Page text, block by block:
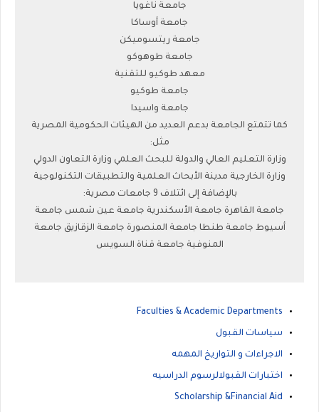
جامعة ناغويا
جامعة أوساكا
جامعة ريتسوميكن
جامعة طوهوكو
معهد طوكيو للتقنية
جامعة طوكيو
جامعة واسيدا
كما تتمتع الجامعة بدعم العديد من الهيئات الحكومية المصرية
مثل:
وزارة التعليم العالي والدولة للبحث العلمي وزارة التعاون الدولي
وزارة الخارجية مدينة الأبحاث العلمية والتطبيقات التكنولوجية
بالإضافة إلى ائتلاف 9 جامعات مصرية:
جامعة القاهرة جامعة الأسكندرية جامعة عين شمس جامعة
أسيوط جامعة طنطا جامعة المنصورة جامعة الزقازيق جامعة
المنوفية جامعة قناة السويس
Faculties & Academic Departments
سياسات القبول
الاجراءات و التواريخ المهمه
اختبارات القبولالرسوم الدراسيه
Scholarship &Financial Aid